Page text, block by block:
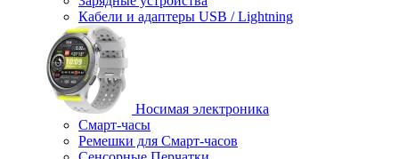
Кабели и адаптеры USB / Lightning
Носимая электроника
Смарт-часы
Ремешки для Смарт-часов